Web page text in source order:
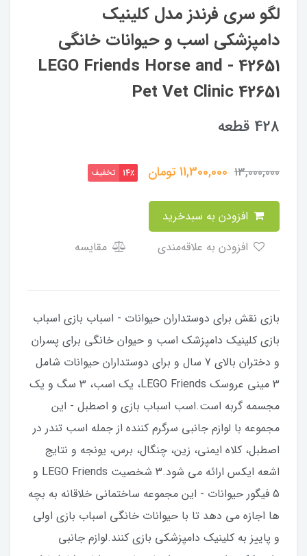
لگو سری فرندز مدل کلینیک
دامپزشکی اسب و حیوانات خانگی
42651 - LEGO Friends Horse and
Pet Vet Clinic 42651
428 قطعه
13,000,000
11,300,000تومان 14٪ تخفیف
مقایسه
بازی نقش برای دوستداران حیوانات - اسباب بازی اسباب
بازی کلینیک دامپزشک اسب و حیوان خانگی برای پسران
و دختران بالای 7 سال و برای دوستداران حیوانات شامل
3 مینی عروسک LEGO Friends، یک اسب، 3 سگ و یک
مجسمه گربه است.اسب اسباب بازی و اصطبل - این
مجموعه با لوازم جانبی سرگرم کننده از جمله اسب تندر در
اصطبل، کلاه ایمنی، زین، چنگال، برس، یونجه و نتایج
اشعه ایکس ارائه می شود.3 شخصیت LEGO Friends و
5 فیگور حیوانات - این مجموعه ساختمانی خلاقانه به بچه
ها اجازه می دهد تا با حیوانات خانگی اسباب بازی اولی
و پاییز به کلینیک دامپزشکی بازی کنند.لوازم جانبی